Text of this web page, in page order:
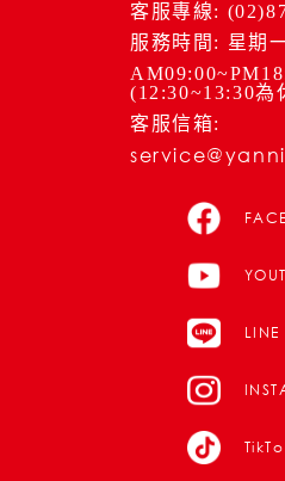
客服專線:
服務時間: 星期
(12:30~13:30為
客服信箱:
LINE